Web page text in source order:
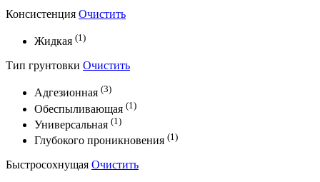
Консистенция Очистить
Жидкая (1)
Тип грунтовки Очистить
Адгезионная (3)
Обеспыливающая (1)
Универсальная (1)
Глубокого проникновения (1)
Быстросохнущая Очистить